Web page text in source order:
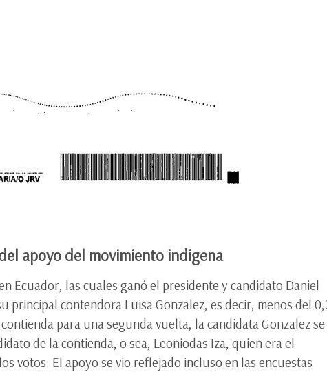
apoyo del movimiento indigena
Ecuador, las cuales ganó el presidente y candidato Daniel
principal contendora Luisa Gonzalez, es decir, menos del
para una segunda vuelta, la candidata Gonzalez se
de la contienda, o sea, Leoniodas Iza, quien era el
votos. El apoyo se vio reflejado incluso en las encuestas